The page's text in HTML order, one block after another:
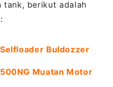
tank, berikut adalah
Buldozzer
Muatan Motor